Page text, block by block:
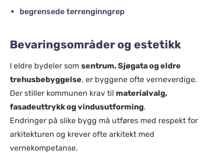
begrensede terrenginngrep
Bevaringsområder og estetikk
I eldre bydeler som sentrum, Sjøgata og eldre
trehusbebyggelse, er byggene ofte verneverdige.
Der stiller kommunen krav til materialvalg,
fasadeuttrykk og vindusutforming.
Endringer på slike bygg må utføres med respekt for
arkitekturen og krever ofte arkitekt med
vernekompetanse.